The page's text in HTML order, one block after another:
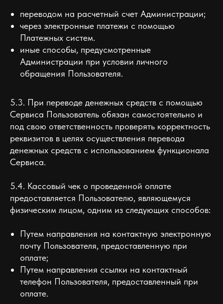
переводом на расчетный счет Администрации;
через электронные платежи с помощью
Платежных систем.
иные способы, предусмотренные
Администрации при условии личного
обращения Пользователя.
5.3. При переводе денежных средств с помощью
Сервиса Пользователь обязан самостоятельно и
под свою ответственность проверять корректность
реквизитов в целях осуществления перевода
денежных средств с использованием функционала
Сервиса.
5.4. Кассовый чек о проведенной оплате
предоставляется Пользователю, являющемуся
физическим лицом, одним из следующих способов:
Путем направления на контактную электронную
почту Пользователя, предоставленную при
оплате;
Путем направления ссылки на контактный
телефон Пользователя, предоставленный при
оплате.